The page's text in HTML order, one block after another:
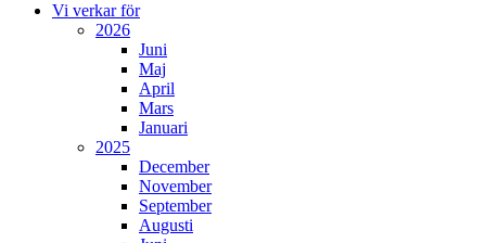
Vi verkar för
2026
Juni
Maj
April
Mars
Januari
2025
December
November
September
Augusti